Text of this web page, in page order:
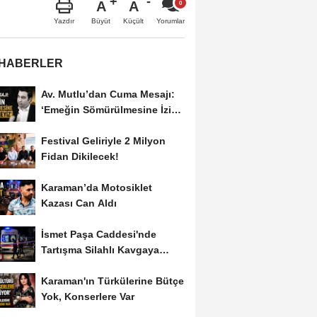
Yazdır
A
Büyüt
A
Küçült Yorumlar
Av. Mutlu’dan Cuma Mesajı:
‘Emeğin Sömürülmesine İzin
Festival Geliriyle 2 Milyon
Fidan Dikilecek!
Karaman’da Motosiklet
Kazası Can Aldı
İsmet Paşa Caddesi'nde
Tartışma Silahlı Kavgaya
Karaman'ın Türkülerine Bütçe
Yok, Konserlere Var